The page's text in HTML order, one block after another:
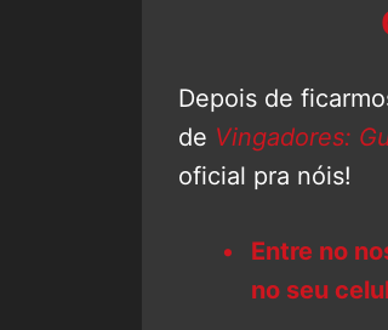
Depois de
de Vingadores:
oficial pra nóis!
Entre no
no seu